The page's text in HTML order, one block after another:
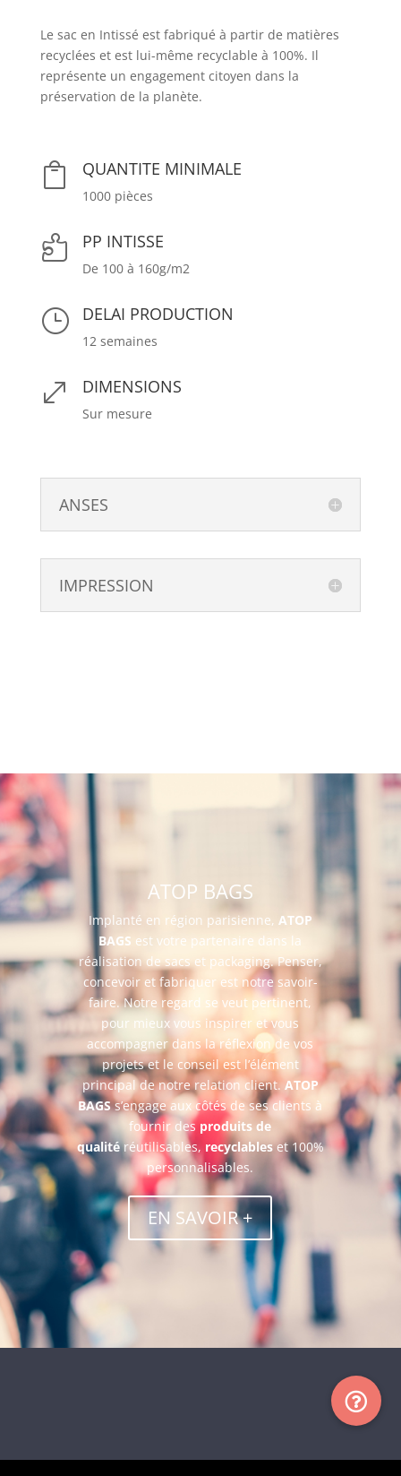
Le sac en Intissé est fabriqué à partir de matières
recyclées et est lui-même recyclable à 100%. Il
représente un engagement citoyen dans la
préservation de la planète.
 QUANTITE MINIMALE
1000 pièces
 PP INTISSE
De 100 à 160g/m2
} DELAI PRODUCTION
12 semaines
. DIMENSIONS
Sur mesure
ANSES
IMPRESSION
ATOP BAGS
Implanté en région parisienne, ATOP
BAGS est votre partenaire dans la
réalisation de sacs et packaging. Penser,
concevoir et fabriquer est notre savoir-
faire. Notre regard se veut pertinent,
pour mieux vous inspirer et vous
accompagner dans la réflexion de vos
projets et le conseil est l’élément
principal de notre relation client. ATOP
BAGS s’engage aux côtés de ses clients à
fournir des produits de
qualité réutilisables, recyclables et 100%
personnalisables.
EN SAVOIR +